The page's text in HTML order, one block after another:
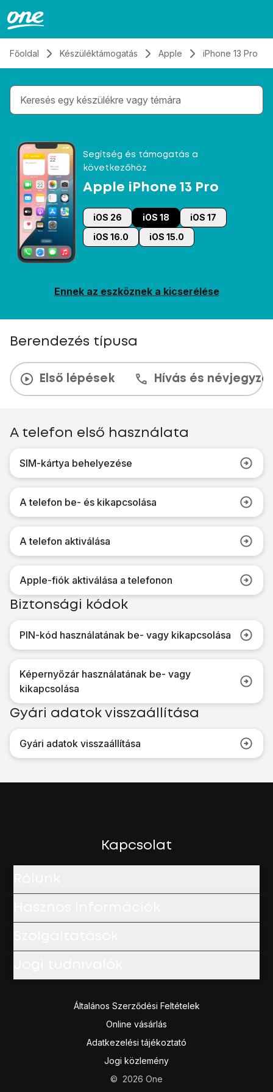
Főoldal Készüléktámogatás Apple iPhone 13 Pro
Gépelés közben megjelennek a keresési
Segítség és támogatás a
következőhöz
Apple iPhone 13 Pro
iOS 26 iOS 18
iOS 17
iOS 16.0
iOS 15.0
Ennek az eszköznek a kicserélése
Berendezés típusa
Első lépések Hívás és
A telefon első használata
SIM-kártya behelyezése
A telefon be- és kikapcsolása
A telefon aktiválása
Apple-fiók aktiválása a telefonon
Biztonsági kódok
PIN-kód használatának be- vagy kikapcsolása
Képernyőzár használatának be- vagy
kikapcsolása
Gyári adatok visszaállítása
Gyári adatok visszaállítása
Kapcsolat
Általános Szerződési Feltételek
Online vásárlás
Adatkezelési tájékoztató
Jogi közlemény
© 2026 One